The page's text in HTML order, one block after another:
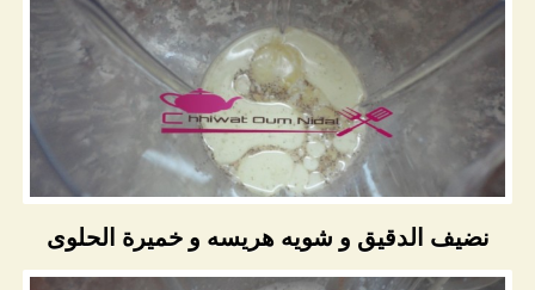
نضيف الدقيق و شويه هريسه و خميرة الحلوى